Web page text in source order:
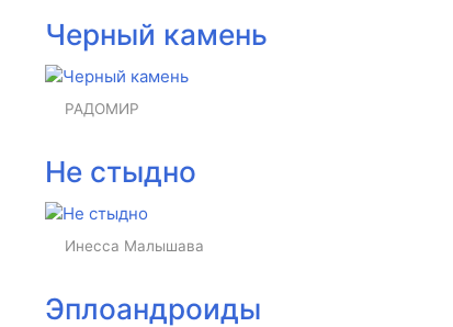
Черный камень
РАДОМИР
Не стыдно
Инесса Малышава
Эплоандроиды